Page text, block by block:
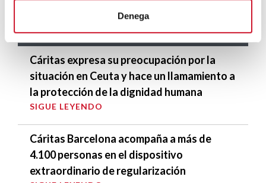
Denega
ÚLTIMAS ENTRADAS
Cáritas expresa su preocupación por la
situación en Ceuta y hace un llamamiento a
la protección de la dignidad humana
SIGUE LEYENDO
Cáritas Barcelona acompaña a más de
4.100 personas en el dispositivo
extraordinario de regularización